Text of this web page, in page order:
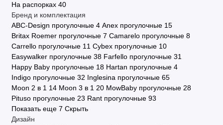
На распорках 40
Бренд и комплектация
ABC-Design прогулочные 4 Anex прогулочные 15
Britax Roemer прогулочные 7 Camarelo прогулочные 8
Carrello прогулочные 11 Cybex прогулочные 10
Easywalker прогулочные 38 Farfello прогулочные 31
Happy Baby прогулочные 18 Hartan прогулочные 4
Indigo прогулочные 32 Inglesina прогулочные 65
Moon 2 в 1 14 Moon 3 в 1 20 MowBaby прогулочные 28
Pituso прогулочные 23 Rant прогулочные 93
Показать еще 7 Скрыть
Дизайн